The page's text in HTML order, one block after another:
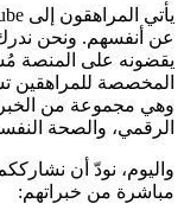
عن أنفسهم. ونحن
يقضونه على المنصة
المخصصة للمراهقين
وهي مجموعة من
الرقمي، والصحة
واليوم، نودّ أن
مباشرة من خبراتهم: